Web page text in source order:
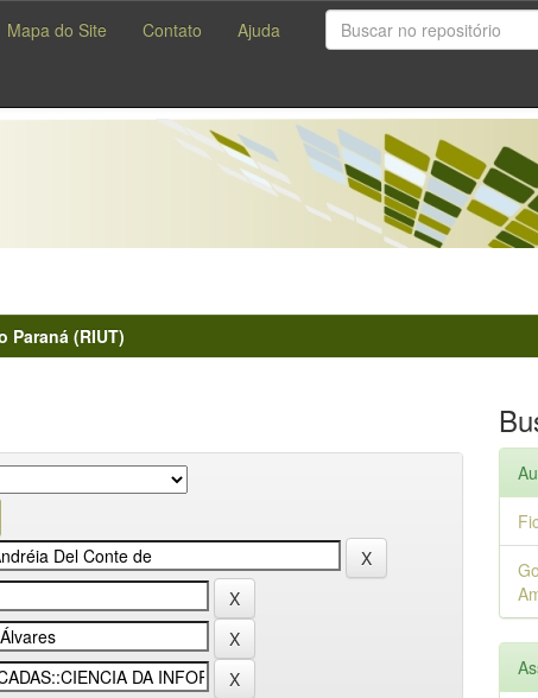
Mapa do Site Contato Ajuda
(RIUT)